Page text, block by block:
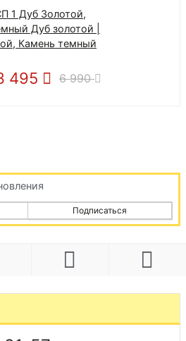
1 Дуб Золотой,
Дуб золотой |
Камень темный
495 6 990
Подписаться